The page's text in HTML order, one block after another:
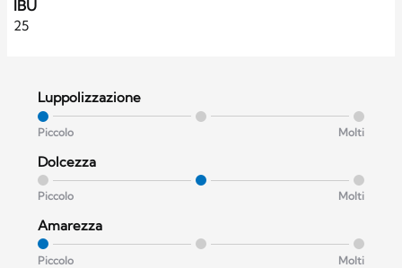
IBU
25
Luppolizzazione
Piccolo Molti
Dolcezza
Piccolo Molti
Amarezza
Piccolo Molti